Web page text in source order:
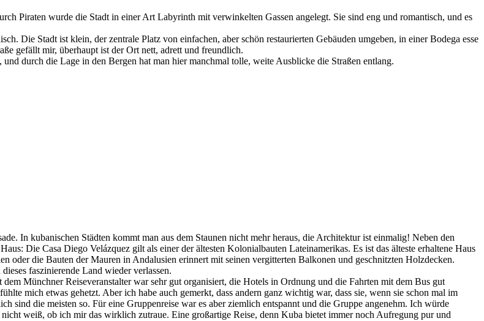
Piraten wurde die Stadt in einer Art Labyrinth mit verwinkelten Gassen angelegt. Sie sind eng und romantisch, und es
Die Stadt ist klein, der zentrale Platz von einfachen, aber schön restaurierten Gebäuden umgeben, in einer Bodega esse
gefällt mir, überhaupt ist der Ort nett, adrett und freundlich.
durch die Lage in den Bergen hat man hier manchmal tolle, weite Ausblicke die Straßen entlang.
In kubanischen Städten kommt man aus dem Staunen nicht mehr heraus, die Architektur ist einmalig! Neben den
Die Casa Diego Velázquez gilt als einer der ältesten Kolonialbauten Lateinamerikas. Es ist das älteste erhaltene Haus
oder die Bauten der Mauren in Andalusien erinnert mit seinen vergitterten Balkonen und geschnitzten Holzdecken.
faszinierende Land wieder verlassen.
Münchner Reiseveranstalter war sehr gut organisiert, die Hotels in Ordnung und die Fahrten mit dem Bus gut
mich etwas gehetzt. Aber ich habe auch gemerkt, dass andern ganz wichtig war, dass sie, wenn sie schon mal im
sind die meisten so. Für eine Gruppenreise war es aber ziemlich entspannt und die Gruppe angenehm. Ich würde
weiß, ob ich mir das wirklich zutraue. Eine großartige Reise, denn Kuba bietet immer noch Aufregung pur und